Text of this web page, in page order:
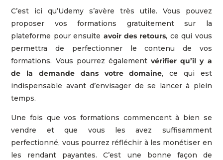
C’est ici qu’Udemy s’avère très utile. Vous pouvez
proposer vos formations gratuitement sur la
plateforme pour ensuite avoir des retours, ce qui vous
permettra de perfectionner le contenu de vos
formations. Vous pourrez égalementvérifier qu’il y a
de la demande dans votre domaine, ce qui est
indispensable avant d’envisager de se lancer à plein
temps.
Une fois que vos formations commencent à bien se
vendre et que vous les avez suffisamment
perfectionné, vous pourrez réfléchir à les monétiser en
les rendant payantes. C’est une bonne façon de